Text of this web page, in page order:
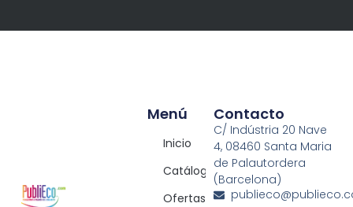
Menú
Inicio
Catálogos
Ofertas
Contacto
C/ Indústria 20 Nave
4, 08460 Santa Maria
de Palautordera
(Barcelona)